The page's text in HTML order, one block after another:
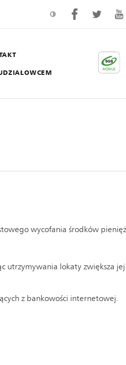
wycofania środków
utrzymywania lokaty zwiększa jej
z bankowości internetowej.